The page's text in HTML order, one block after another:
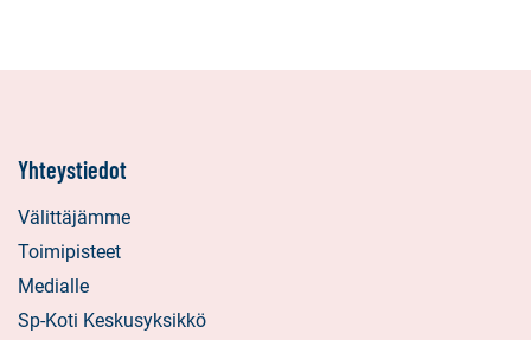
Yhteystiedot
Välittäjämme
Toimipisteet
Medialle
Sp-Koti Keskusyksikkö